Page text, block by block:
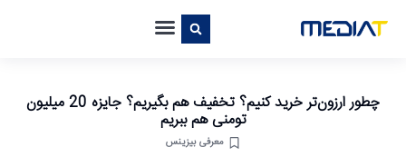
چطور ارزون‌تر خرید کنیم؟ تخفیف هم بگیریم؟ جایزه 20 میلیون
تومنی هم ببریم
معرفی بیزینس